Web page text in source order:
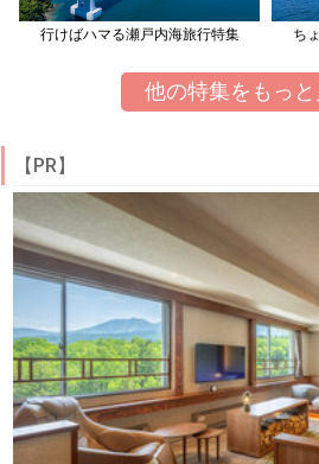
行けばハマる瀬戸内海旅行特集 ち
他の特集をもっ
【PR】